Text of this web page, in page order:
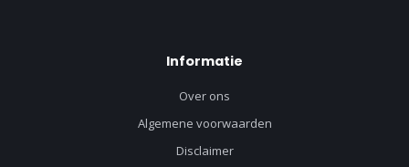
Informatie
Over ons
Algemene voorwaarden
Disclaimer